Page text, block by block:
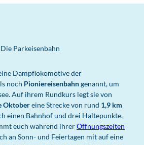
Die Parkeisenbahn
Dampflokomotive der
noch Pioniereisenbahngenannt, um
Auf ihrem Rundkurs legt sie von
Oktobereine Strecke von rund 1,9 km
einen Bahnhof und drei Haltepunkte.
euch während ihrerÖffnungszeiten
an Sonn- und Feiertagen mit auf eine